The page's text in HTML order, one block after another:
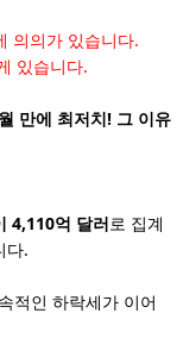
의의가 있습니다.
있습니다.
만에 최저치! 그 이유
4,110억 달러로 집계
다.
적인 하락세가 이어